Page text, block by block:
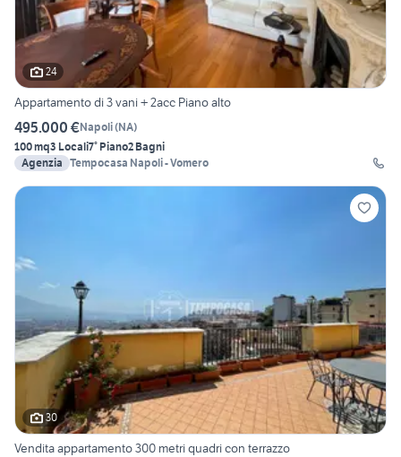
24
Appartamento di 3 vani + 2acc Piano alto
495.000 €Napoli(NA)
100 mq3 Locali7° Piano2 Bagni
Agenzia Tempocasa Napoli - Vomero
30
Vendita appartamento 300 metri quadri con terrazzo